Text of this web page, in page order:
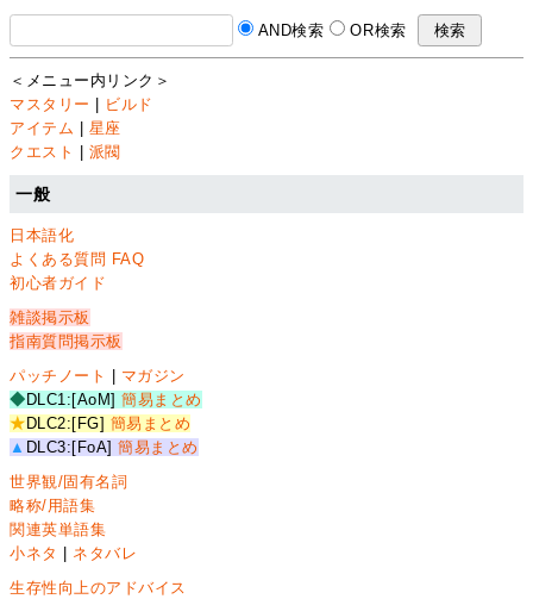
AND検索 OR検索
＜メニュー内リンク＞
マスタリー | ビルド
アイテム | 星座
クエスト | 派閥
一般
日本語化
よくある質問 FAQ
初心者ガイド
雑談掲示板
指南質問掲示板
パッチノート
マガジン
◆ DLC1:[AoM]簡易まとめ
★ DLC2:[FG] 簡易まとめ
▲ DLC3:[FoA]簡易まとめ
世界観/固有名詞
略称/用語集
関連英単語集
小ネタ
ネタバレ
生存性向上のアドバイス